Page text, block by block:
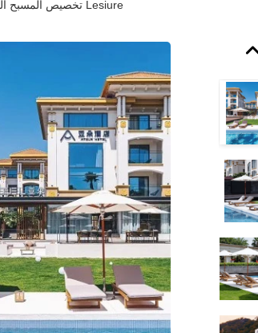
تخصيص المسبح الفاخر خشب التيك كرسي صالة السرير Lesiure